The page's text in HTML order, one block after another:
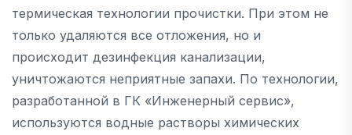
термическая технологии прочистки. При этом не
только удаляются все отложения, но и
происходит дезинфекция канализации,
уничтожаются неприятные запахи. По технологии,
разработанной в ГК «Инженерный сервис»,
используются водные растворы химических